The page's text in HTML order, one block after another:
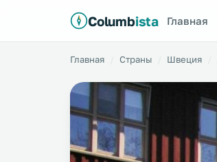
Columbista Главная
Главная Страны Швеция